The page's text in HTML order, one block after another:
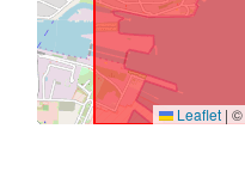
Leaflet | ©